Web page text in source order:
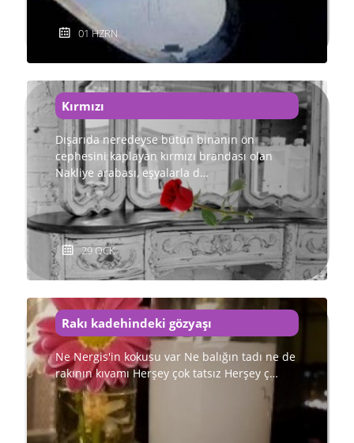
01 HZRN
Kırmızı
Dışarıda neredeyse bütün binanın ön
cephesini kaplayan kırmızı brandası olan
Nakliye arabası, eşyalarla d…
29 OCK
Rakı kadehindeki gözyaşı
Ne Nergis'in kokusu var Ne balığın tadı ne de
rakının kıvamı Herşey çok tatsız Herşey ç…